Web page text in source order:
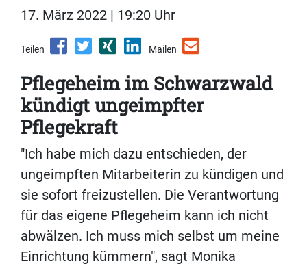
17. März 2022 | 19:20 Uhr
Teilen Mailen
Pflegeheim im Schwarzwald
kündigt ungeimpfter
Pflegekraft
"Ich habe mich dazu entschieden, der
ungeimpften Mitarbeiterin zu kündigen und
sie sofort freizustellen. Die Verantwortung
für das eigene Pflegeheim kann ich nicht
abwälzen. Ich muss mich selbst um meine
Einrichtung kümmern", sagt Monika